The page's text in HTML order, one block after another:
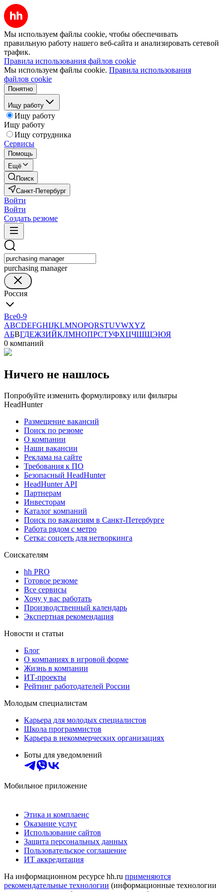
Мы используем файлы cookie, чтобы обеспечивать
правильную работу нашего веб-сайта и анализировать сетевой
трафик.
Правила использования файлов cookie
Мы используем файлы cookie. Правила использования
файлов cookie
Понятно
Ищу работу
Ищу работу
Ищу работу
Ищу сотрудника
Сервисы
Помощь
Ещё
Поиск
Санкт-Петербург
Войти
Войти
Создать резюме
purchasing manager
Россия
Все0-9
ABCDEFGHIJKLMNOPQRSTUVWXYZ
АБВГДЕЖЗИЙКЛМНОПРСТУФХЦЧШЩЭЮЯ
0 компаний
Ничего не нашлось
Попробуйте изменить формулировку или фильтры
HeadHunter
Размещение вакансий
Поиск по резюме
О компании
Наши вакансии
Реклама на сайте
Требования к ПО
Безопасный HeadHunter
HeadHunter API
Партнерам
Инвесторам
Каталог компаний
Поиск по вакансиям в Санкт-Петербурге
Работа рядом с метро
Сетка: соцсеть для нетворкинга
Соискателям
hh PRO
Готовое резюме
Все сервисы
Хочу у вас работать
Производственный календарь
Экспертная рекомендация
Новости и статьи
Блог
О компаниях в игровой форме
Жизнь в компании
ИТ-проекты
Рейтинг работодателей России
Молодым специалистам
Карьера для молодых специалистов
Школа программистов
Карьера в некоммерческих организациях
Боты для уведомлений
Мобильное приложение
Этика и комплаенс
Оказание услуг
Использование сайтов
Защита персональных данных
Пользовательское соглашение
ИТ аккредитация
На информационном ресурсе hh.ru применяются
рекомендательные технологии (информационные технологии